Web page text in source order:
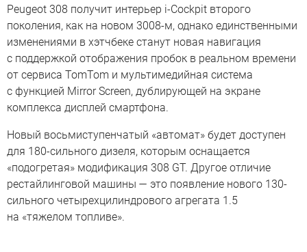
Peugeot 308 получит интерьер i-Cockpit второго
поколения, как на новом 3008-м, однако единственными
изменениями в хэтчбеке станут новая навигация
с поддержкой отображения пробок в реальном времени
от сервиса TomTom и мультимедийная система
с функцией Mirror Screen, дублирующей на экране
комплекса дисплей смартфона.
Новый восьмиступенчатый «автомат» будет доступен
для 180-сильного дизеля, которым оснащается
«подогретая» модификация 308 GT. Другое отличие
рестайлинговой машины — это появление нового 130-
сильного четырехцилиндрового агрегата 1.5
на «тяжелом топливе».